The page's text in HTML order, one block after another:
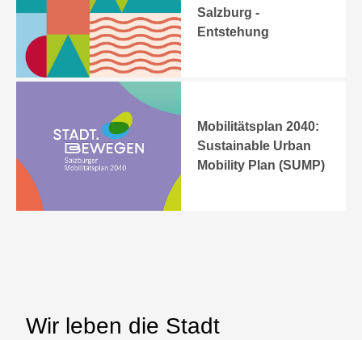
Salzburg -
Entstehung
Mobilitätsplan 2040:
Sustainable Urban
Mobility Plan (SUMP)
Wir leben die Stadt